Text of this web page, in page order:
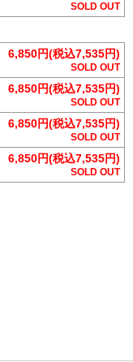
SOLD OUT
6,850円(税込7,535円)
SOLD OUT
6,850円(税込7,535円)
SOLD OUT
6,850円(税込7,535円)
SOLD OUT
6,850円(税込7,535円)
SOLD OUT